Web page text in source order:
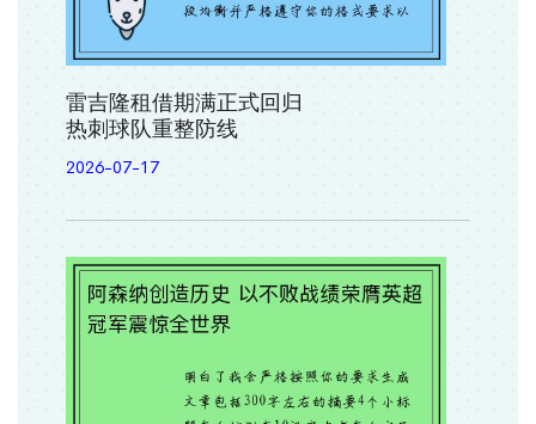
雷吉隆租借期满正式回归
热刺球队重整防线
2026-07-17